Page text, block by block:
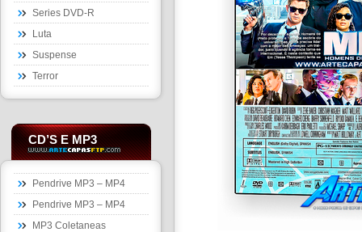
Series DVD-R
Luta
Suspense
Terror
CD’S E MP3
Pendrive MP3 – MP4
Pendrive MP3 – MP4
MP3 Coletaneas